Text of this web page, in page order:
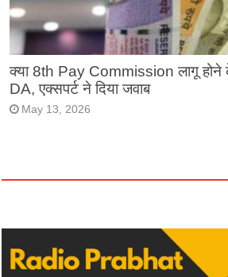
क्या 8th Pay Commission लागू होने
DA, एक्सपर्ट ने दिया जवाब
May 13, 2026